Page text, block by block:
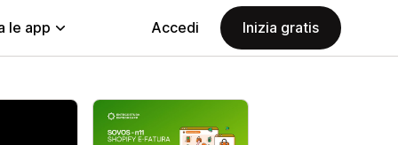
le app Accedi Inizia gratis